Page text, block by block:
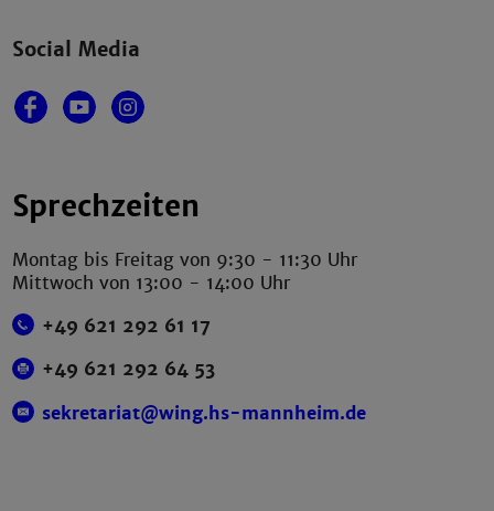
Social Media
Sprechzeiten
Montag bis Freitag von 9:30 - 11:30 Uhr
Mittwoch von 13:00 - 14:00 Uhr
+49 621 292 61 17
+49 621 292 64 53
sekretariat@wing.hs-mannheim.de